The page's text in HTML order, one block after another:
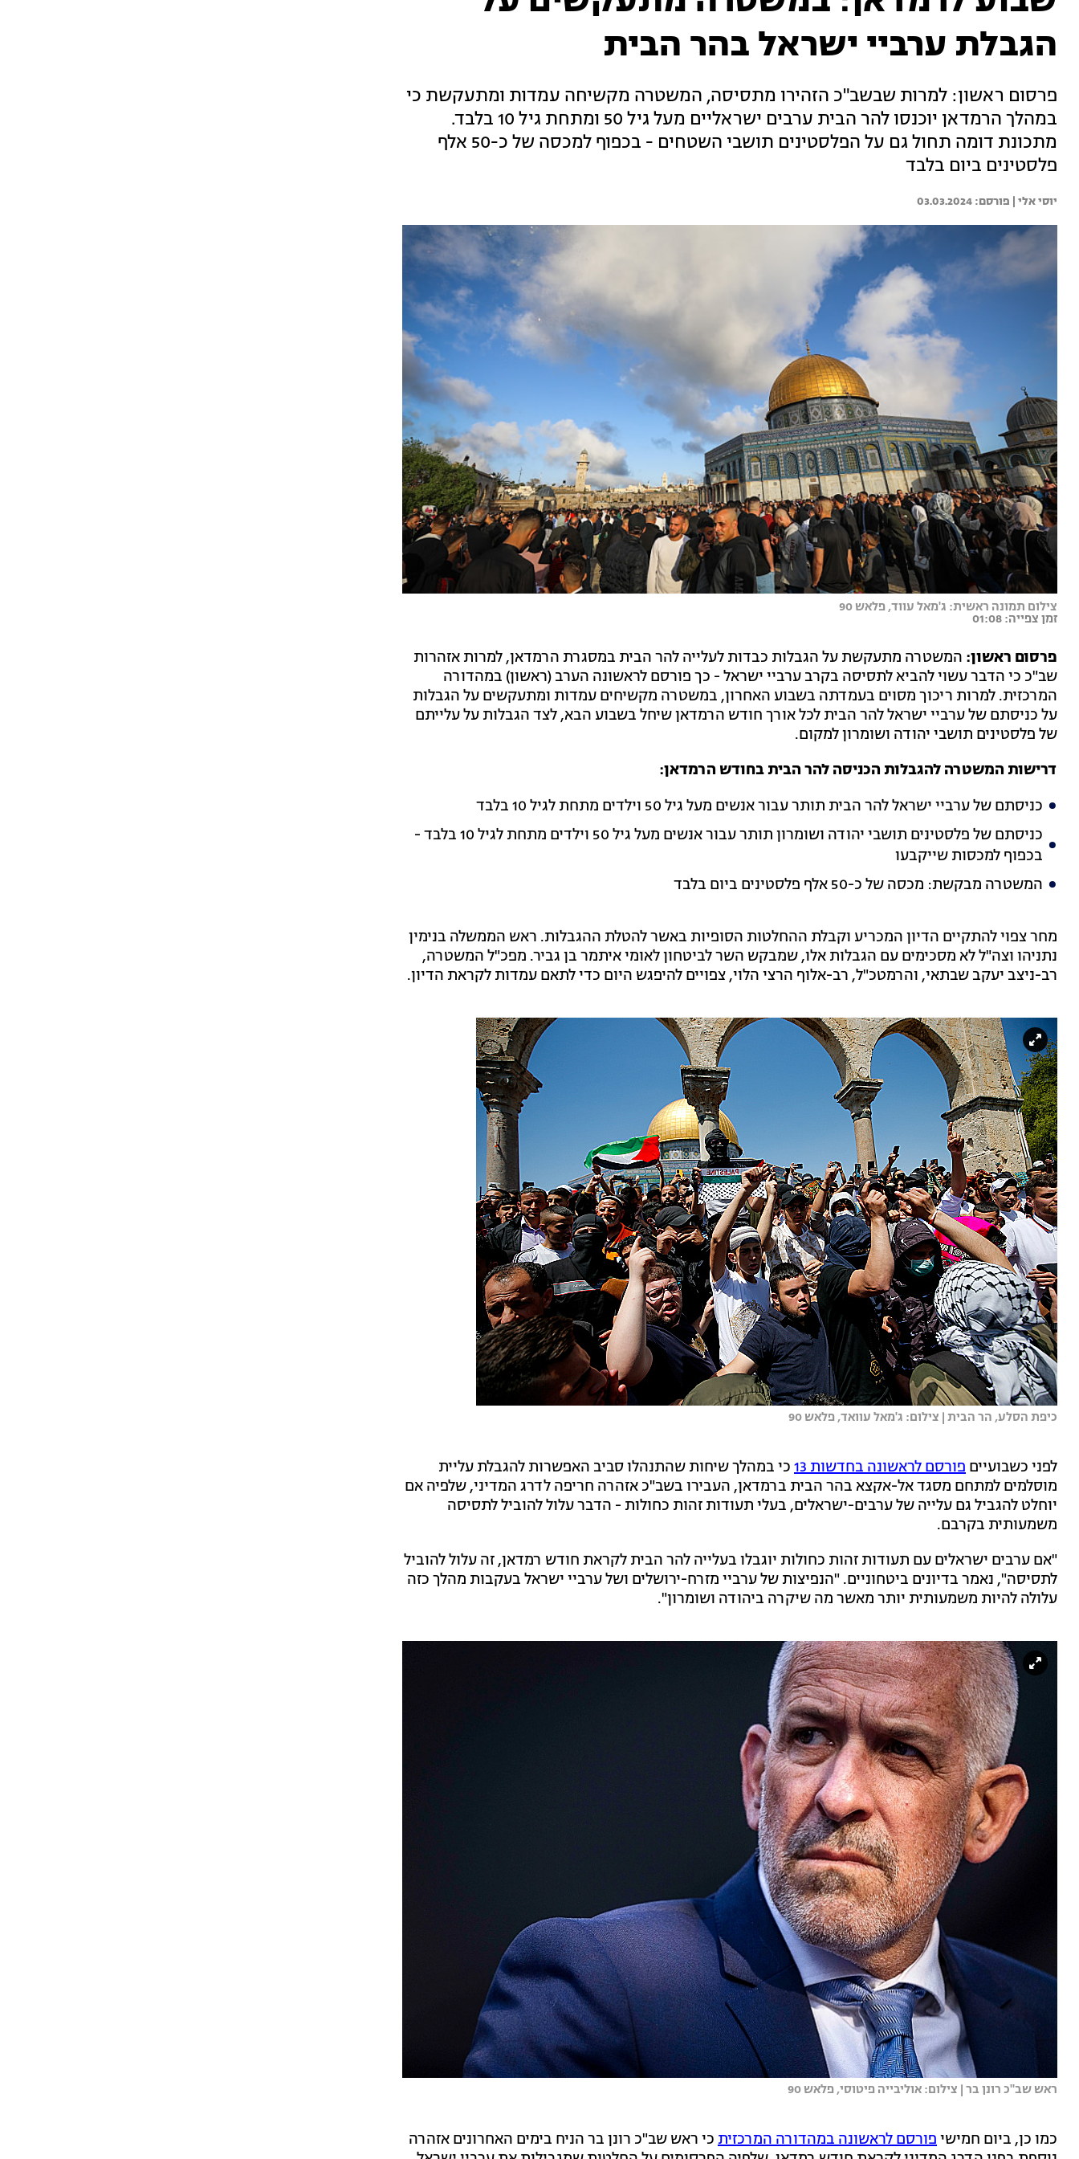
הגבלת ערביי ישראל בהר הבית
פרסום ראשון: למרות שבשב"כ הזהירו מתסיסה, המשטרה מקשיחה עמדות ומתעקשת כי
במהלך הרמדאן יוכנסו להר הבית ערבים ישראליים מעל גיל 50 ומתחת גיל 10 בלבד.
מתכונת דומה תחול גם על הפלסטינים תושבי השטחים - בכפוף למכסה של כ-50 אלף
פלסטינים ביום בלבד
יוסי אלי | 03.03.2024
צילום תמונה ראשית: ג'מאל עווד, פלאש 90
זמן צפייה: 01:08
פרסום ראשון: המשטרה מתעקשת על הגבלות כבדות לעלייה להר הבית במסגרת הרמדאן, למרות אזהרות
שב"כ כי הדבר עשוי להביא לתסיסה בקרב ערביי ישראל - כך פורסם לראשונה הערב (ראשון) במהדורה
המרכזית. למרות ריכוך מסוים בעמדתה בשבוע האחרון, במשטרה מקשיחים עמדות ומתעקשים על הגבלות
על כניסתם של ערביי ישראל להר הבית לכל אורך חודש הרמדאן שיחל בשבוע הבא, לצד הגבלות על עלייתם
של פלסטינים תושבי יהודה ושומרון למקום.
דרישות המשטרה להגבלות הכניסה להר הבית בחודש הרמדאן:
כניסתם של ערביי ישראל להר הבית תותר עבור אנשים מעל גיל 50 וילדים מתחת לגיל 10 בלבד
כניסתם של פלסטינים תושבי יהודה ושומרון תותר עבור אנשים מעל גיל 50 וילדים מתחת לגיל 10 בלבד -
בכפוף למכסות שייקבעו
המשטרה מבקשת: מכסה של כ-50 אלף פלסטינים ביום בלבד
מחר צפוי להתקיים הדיון המכריע וקבלת ההחלטות הסופיות באשר להטלת ההגבלות. ראש הממשלה בנימין
נתניהו וצה"ל לא מסכימים עם הגבלות אלו, שמבקש השר לביטחון לאומי איתמר בן גביר. מפכ"ל המשטרה,
רב-ניצב יעקב שבתאי, והרמטכ"ל, רב-אלוף הרצי הלוי, צפויים להיפגש היום כדי לתאם עמדות לקראת הדיון.
כיפת הסלע, הר הבית | צילום: ג'מאל עוואד, פלאש 90
לפני כשבועיים פורסם לראשונה בחדשות 13
כי במהלך שיחות שהתנהלו סביב האפשרות להגבלת עליית
מוסלמים למתחם מסגד אל-אקצא בהר הבית ברמדאן, העבירו בשב"כ אזהרה חריפה לדרג המדיני, שלפיה אם
יוחלט להגביל גם עלייה של ערבים-ישראלים, בעלי תעודות זהות כחולות - הדבר עלול להוביל לתסיסה
משמעותית בקרבם.
"אם ערבים ישראלים עם תעודות זהות כחולות יוגבלו בעלייה להר הבית לקראת חודש רמדאן, זה עלול להוביל
לתסיסה", נאמר בדיונים ביטחוניים. "הנפיצות של ערביי מזרח-ירושלים ושל ערביי ישראל בעקבות מהלך כזה
עלולה להיות משמעותית יותר מאשר מה שיקרה ביהודה ושומרון".
ראש שב"כ רונן בר | צילום: אוליבייה פיטוסי, פלאש 90
כמו כן, ביום חמישיפורסם לראשונה במהדורה המרכזית כי ראש שב"כ רונן בר הניח בימים האחרונים אזהרה